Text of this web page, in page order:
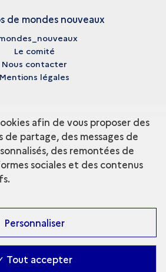
de mondes nouveaux
Le comité
Nous contacter
Mentions légales
afin de vous proposer des
de partage, des messages de
des remontées de
sociales et des contenus
Personnaliser
Tout accepter